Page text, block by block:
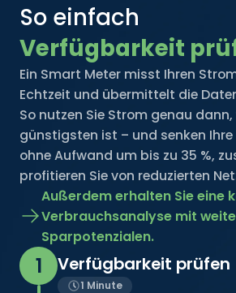
So einfach
Verfügbarkeit
Ein Smart Meter misst Ihren
Echtzeit und übermittelt die
So nutzen Sie Strom genau
günstigsten ist – und senken
ohne Aufwand um bis zu 35 %,
profitieren Sie von reduzierten
Außerdem erhalten Sie eine
Verbrauchsanalyse mit
Sparpotenzialen.
1 Verfügbarkeit prüfen
1 Minute